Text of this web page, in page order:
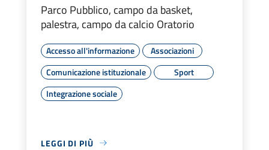
Parco Pubblico, campo da basket,
palestra, campo da calcio Oratorio
Accesso all'informazione
Associazioni
Comunicazione istituzionale
Sport
Integrazione sociale
LEGGI DI PIÙ